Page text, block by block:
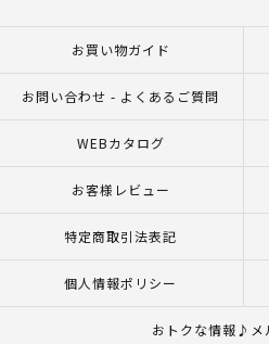
お買い物ガイド
お問い合わせ - よくあるご質問
WEBカタログ
お客様レビュー
特定商取引法表記
個人情報ポリシー
おトクな情報♪メ